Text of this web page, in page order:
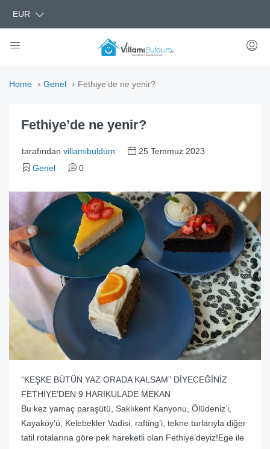
EUR
Home Genel Fethiye’de ne yenir?
Fethiye’de ne yenir?
tarafından villamibuldum
25 Temmuz 2023
Genel
0
“KEŞKE BÜTÜN YAZ ORADA KALSAM” DİYECEĞİNİZ
FETHİYE’DEN 9 HARİKULADE MEKAN
Bu kez yamaç paraşütü, Saklıkent Kanyonu, Ölüdeniz’i,
Kayaköy’ü, Kelebekler Vadisi, rafting’i, tekne turlarıyla diğer
tatil rotalarına göre pek hareketli olan Fethiye’deyiz!Ege ile